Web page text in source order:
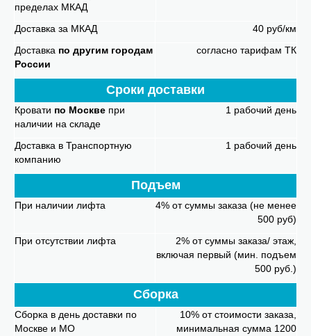
пределах МКАД
Доставка за МКАД
40 руб/км
Доставка по другим городам
России
согласно тарифам ТК
Сроки доставки
Кровати по Москве при
наличии на складе
1 рабочий день
Доставка в Транспортную
компанию
1 рабочий день
Подъем
При наличии лифта
4% от суммы заказа (не менее
500 руб)
При отсутствии лифта
2% от суммы заказа/ этаж,
включая первый (мин. подъем
500 руб.)
Сборка
Сборка в день доставки по
Москве и МО
10% от стоимости заказа,
минимальная сумма 1200